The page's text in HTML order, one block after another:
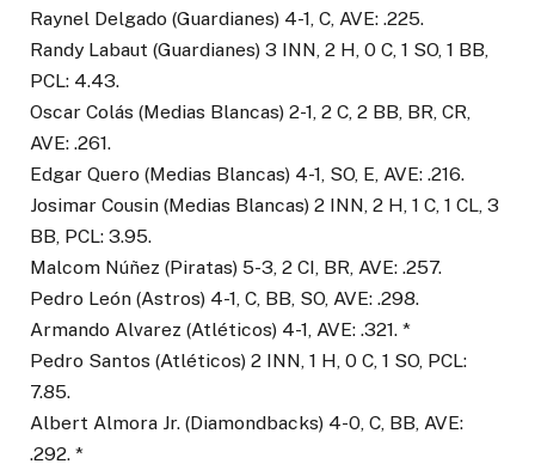
Raynel Delgado (Guardianes) 4-1, C, AVE: .225.
Randy Labaut (Guardianes) 3 INN, 2 H, 0 C, 1 SO, 1 BB,
PCL: 4.43.
Oscar Colás (Medias Blancas) 2-1, 2 C, 2 BB, BR, CR,
AVE: .261.
Edgar Quero (Medias Blancas) 4-1, SO, E, AVE: .216.
Josimar Cousin (Medias Blancas) 2 INN, 2 H, 1 C, 1 CL, 3
BB, PCL: 3.95.
Malcom Núñez (Piratas) 5-3, 2 CI, BR, AVE: .257.
Pedro León (Astros) 4-1, C, BB, SO, AVE: .298.
Armando Alvarez (Atléticos) 4-1, AVE: .321. *
Pedro Santos (Atléticos) 2 INN, 1 H, 0 C, 1 SO, PCL:
7.85.
Albert Almora Jr. (Diamondbacks) 4-0, C, BB, AVE:
.292. *